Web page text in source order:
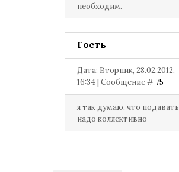
необходим.
Гость
Дата: Вторник, 28.02.2012,
16:34 | Сообщение # 75
я так думаю, что подавать
надо коллективно